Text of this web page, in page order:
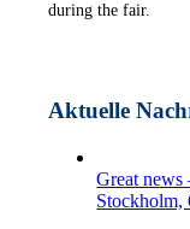
during the fair.
Aktuelle
Great news
Stockholm,